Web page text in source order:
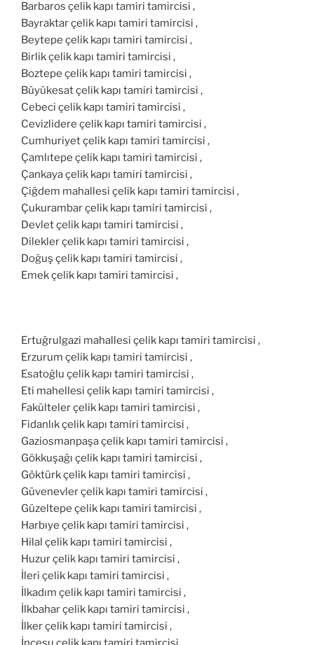
Barbaros çelik kapı tamiri tamircisi ,
Bayraktar çelik kapı tamiri tamircisi ,
Beytepe çelik kapı tamiri tamircisi ,
Birlik çelik kapı tamiri tamircisi ,
Boztepe çelik kapı tamiri tamircisi ,
Büyükesat çelik kapı tamiri tamircisi ,
Cebeci çelik kapı tamiri tamircisi ,
Cevizlidere çelik kapı tamiri tamircisi ,
Cumhuriyet çelik kapı tamiri tamircisi ,
Çamlıtepe çelik kapı tamiri tamircisi ,
Çankaya çelik kapı tamiri tamircisi ,
Çiğdem mahallesi çelik kapı tamiri tamircisi ,
Çukurambar çelik kapı tamiri tamircisi ,
Devlet çelik kapı tamiri tamircisi ,
Dilekler çelik kapı tamiri tamircisi ,
Doğuş çelik kapı tamiri tamircisi ,
Emek çelik kapı tamiri tamircisi ,
Ertuğrulgazi mahallesi çelik kapı tamiri tamircisi ,
Erzurum çelik kapı tamiri tamircisi ,
Esatoğlu çelik kapı tamiri tamircisi ,
Eti mahellesi çelik kapı tamiri tamircisi ,
Fakülteler çelik kapı tamiri tamircisi ,
Fidanlık çelik kapı tamiri tamircisi ,
Gaziosmanpaşa çelik kapı tamiri tamircisi ,
Gökkuşağı çelik kapı tamiri tamircisi ,
Göktürk çelik kapı tamiri tamircisi ,
Güvenevler çelik kapı tamiri tamircisi ,
Güzeltepe çelik kapı tamiri tamircisi ,
Harbıye çelik kapı tamiri tamircisi ,
Hilal çelik kapı tamiri tamircisi ,
Huzur çelik kapı tamiri tamircisi ,
İleri çelik kapı tamiri tamircisi ,
İlkadım çelik kapı tamiri tamircisi ,
İlkbahar çelik kapı tamiri tamircisi ,
İlker çelik kapı tamiri tamircisi ,